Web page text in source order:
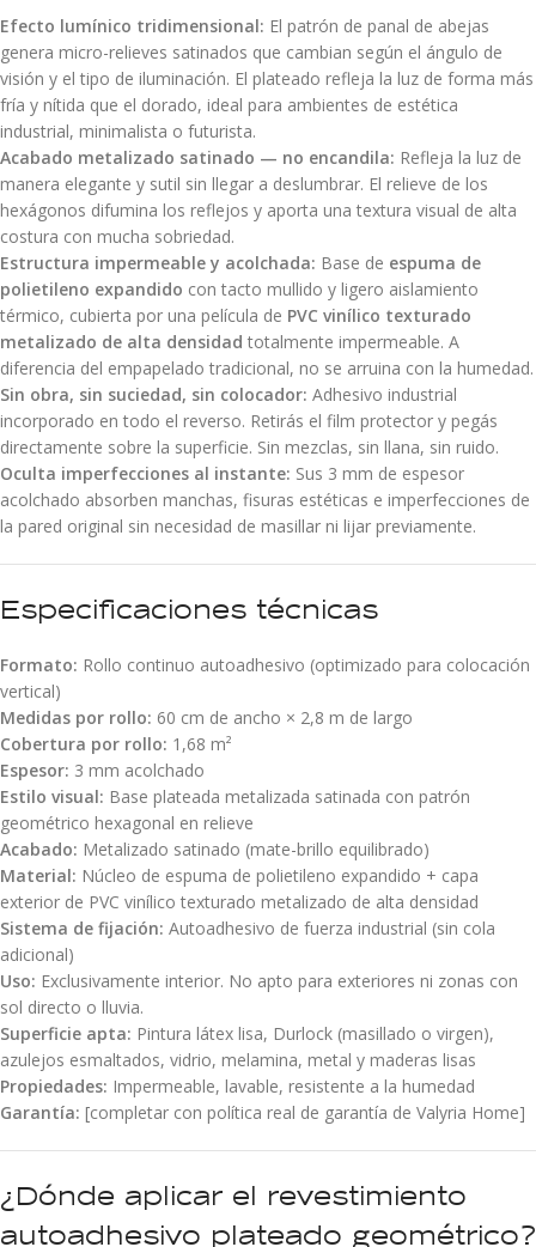
Efecto lumínico tridimensional: El patrón de panal de abejas
genera micro-relieves satinados que cambian según el ángulo de
visión y el tipo de iluminación. El plateado refleja la luz de forma más
fría y nítida que el dorado, ideal para ambientes de estética
industrial, minimalista o futurista.
Acabado metalizado satinado — no encandila: Refleja la luz de
manera elegante y sutil sin llegar a deslumbrar. El relieve de los
hexágonos difumina los reflejos y aporta una textura visual de alta
costura con mucha sobriedad.
Estructura impermeable y acolchada: Base de espuma de
polietileno expandido con tacto mullido y ligero aislamiento
térmico, cubierta por una película de PVC vinílico texturado
metalizado de alta densidad totalmente impermeable. A
diferencia del empapelado tradicional, no se arruina con la humedad.
Sin obra, sin suciedad, sin colocador: Adhesivo industrial
incorporado en todo el reverso. Retirás el film protector y pegás
directamente sobre la superficie. Sin mezclas, sin llana, sin ruido.
Oculta imperfecciones al instante: Sus 3 mm de espesor
acolchado absorben manchas, fisuras estéticas e imperfecciones de
la pared original sin necesidad de masillar ni lijar previamente.
Especificaciones técnicas
Formato: Rollo continuo autoadhesivo (optimizado para colocación
vertical)
Medidas por rollo: 60 cm de ancho × 2,8 m de largo
Cobertura por rollo: 1,68 m²
Espesor: 3 mm acolchado
Estilo visual: Base plateada metalizada satinada con patrón
geométrico hexagonal en relieve
Acabado: Metalizado satinado (mate-brillo equilibrado)
Material: Núcleo de espuma de polietileno expandido + capa
exterior de PVC vinílico texturado metalizado de alta densidad
Sistema de fijación: Autoadhesivo de fuerza industrial (sin cola
adicional)
Uso: Exclusivamente interior. No apto para exteriores ni zonas con
sol directo o lluvia.
Superficie apta: Pintura látex lisa, Durlock (masillado o virgen),
azulejos esmaltados, vidrio, melamina, metal y maderas lisas
Propiedades: Impermeable, lavable, resistente a la humedad
Garantía: [completar con política real de garantía de Valyria Home]
¿Dónde aplicar el revestimiento
autoadhesivo plateado geométrico?